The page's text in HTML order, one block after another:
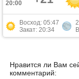
20:00
Восход: 05:47
Закат: 20:34
Нравится ли Вам
комментарий: